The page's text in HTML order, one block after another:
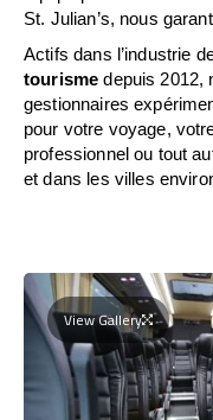
St. Julian’s, nous
Actifs dans l’industrie
tourisme depuis 2012,
gestionnaires
pour votre voyage,
professionnel ou tout
et dans les villes
View Gallery